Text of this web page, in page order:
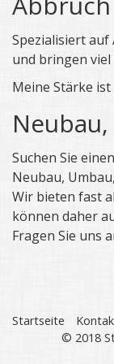
Spezialisiert
und bringen
Meine Stärke
Suchen Sie
Neubau,
Wir bieten fast
können daher
Fragen Sie uns
Startseite
© 2018